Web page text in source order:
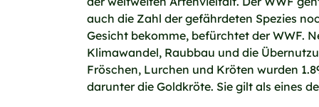
auch die Zahl der gefährdeten Spezies
Gesicht bekomme, befürchtet der WWF.
Klimawandel, Raubbau und die
Fröschen, Lurchen und Kröten wurden
darunter die Goldkröte. Sie gilt als eines